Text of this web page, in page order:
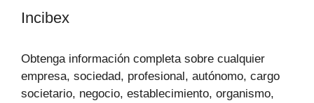
Incibex
Obtenga información completa sobre cualquier
empresa, sociedad, profesional, autónomo, cargo
societario, negocio, establecimiento, organismo,